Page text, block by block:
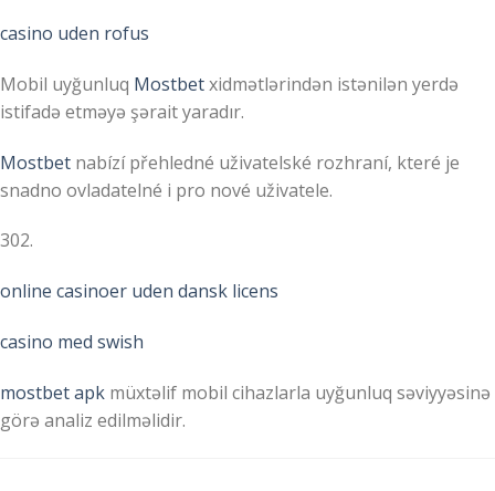
casino uden rofus
Mobil uyğunluq Mostbetxidmətlərindən istənilən yerdə
istifadə etməyə şərait yaradır.
Mostbet nabízí přehledné uživatelské rozhraní, které je
snadno ovladatelné i pro nové uživatele.
302.
online casinoer uden dansk licens
casino med swish
mostbet apk müxtəlif mobil cihazlarla uyğunluq səviyyəsinə
görə analiz edilməlidir.